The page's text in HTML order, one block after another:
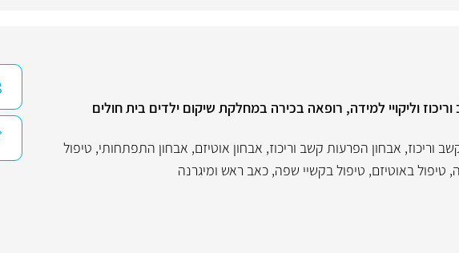
וליקויי למידה, רופאה בכירה במחלקת שיקום ילדים בית חולים
וריכוז, אבחון הפרעות קשב וריכוז, אבחון אוטיזם, אבחון התפתחותי, טיפול
, טיפול באוטיזם, טיפול בקשיי שפה, כאב ראש ומיגרנה